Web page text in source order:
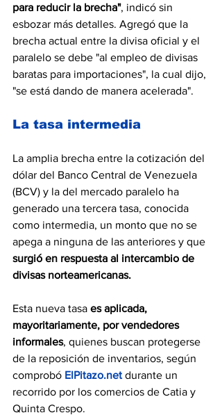
para reducir la brecha", indicó sin
esbozar más detalles. Agregó que la
brecha actual entre la divisa oficial y el
paralelo se debe "al empleo de divisas
baratas para importaciones", la cual dijo,
"se está dando de manera acelerada".
La tasa intermedia
La amplia brecha entre la cotización del
dólar del Banco Central de Venezuela
(BCV) y la del mercado paralelo ha
generado una tercera tasa, conocida
como intermedia, un monto que no se
apega a ninguna de las anteriores y que
surgió en respuesta al intercambio de
divisas norteamericanas.
Esta nueva tasa es aplicada,
mayoritariamente, por vendedores
informales, quienes buscan protegerse
de la reposición de inventarios, según
comprobó ElPitazo.net durante un
recorrido por los comercios de Catia y
Quinta Crespo.